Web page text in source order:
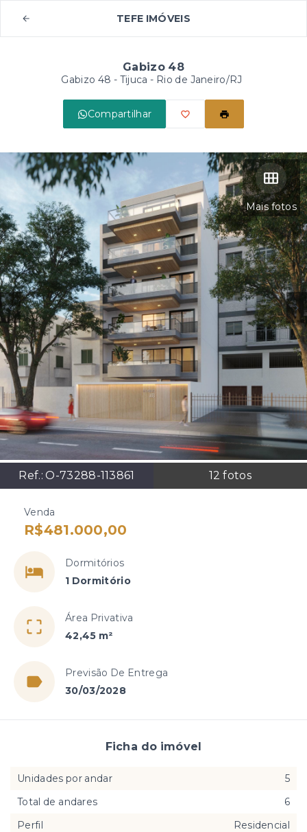
TEFE IMÓVEIS
Gabizo 48
Gabizo 48 - Tijuca - Rio de Janeiro/RJ
Compartilhar
Mais fotos
Ref.:O-73288-113861 12 fotos
Venda
R$481.000,00
Dormitórios
1 Dormitório
Área Privativa
42,45 m²
Previsão De Entrega
30/03/2028
Ficha do imóvel
Unidades por andar
5
Total de andares
6
Perfil
Residencial